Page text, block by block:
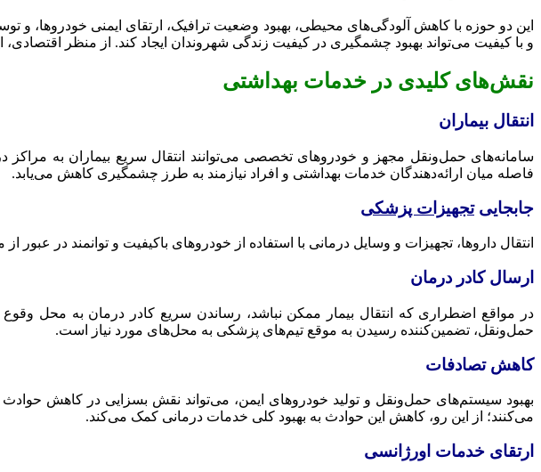
این دو حوزه با کاهش آلودگی‌های محیطی، بهبود وضعیت ترافیک، ارتقای ایمنی خودروها، و
و با کیفیت می‌تواند بهبود چشمگیری در کیفیت زندگی شهروندان ایجاد کند. از منظر
نقش‌های کلیدی در خدمات بهداشتی
انتقال بیماران
سامانه‌های حمل‌ونقل مجهز و خودروهای تخصصی می‌توانند انتقال سریع بیماران به مراکز
فاصله میان ارائه‌دهندگان خدمات بهداشتی و افراد نیازمند به طرز چشمگیری کاهش می‌یابد.
جابجاییتجهیزات پزشکی
انتقال داروها، تجهیزات و وسایل درمانی با استفاده از خودروهای باکیفیت و توانمند
ارسال کادر درمان
در مواقع اضطراری که انتقال بیمار ممکن نباشد، رساندن سریع کادر درمان به محل
حمل‌ونقل، تضمین‌کننده رسیدن به موقع تیم‌های پزشکی به محل‌های مورد نیاز است.
کاهش تصادفات
بهبود سیستم‌های حمل‌ونقل و تولید خودروهای ایمن، می‌تواند نقش بسزایی در کاهش
می‌کنند؛ از این رو، کاهش این حوادث به بهبود کلی خدمات درمانی کمک می‌کند.
ارتقای خدمات اورژانسی